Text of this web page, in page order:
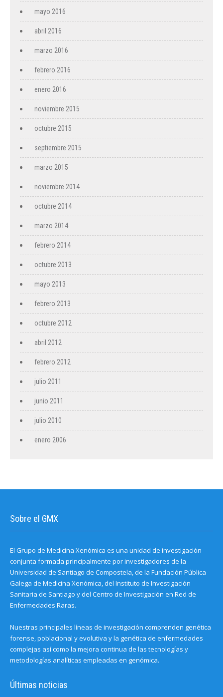
mayo 2016
abril 2016
marzo 2016
febrero 2016
enero 2016
noviembre 2015
octubre 2015
septiembre 2015
marzo 2015
noviembre 2014
octubre 2014
marzo 2014
febrero 2014
octubre 2013
mayo 2013
febrero 2013
octubre 2012
abril 2012
febrero 2012
julio 2011
junio 2011
julio 2010
enero 2006
Sobre el GMX
El Grupo de Medicina Xenómica es una unidad de investigación
conjunta formada principalmente por investigadores de la
Universidad de Santiago de Compostela, de la Fundación Pública
Galega de Medicina Xenómica, del Instituto de Investigación
Sanitaria de Santiago y del Centro de Investigación en Red de
Enfermedades Raras.
Nuestras principales líneas de investigación comprenden genética
forense, poblacional y evolutiva y la genética de enfermedades
complejas así como la mejora continua de las tecnologías y
metodologías analíticas empleadas en genómica.
Últimas noticias